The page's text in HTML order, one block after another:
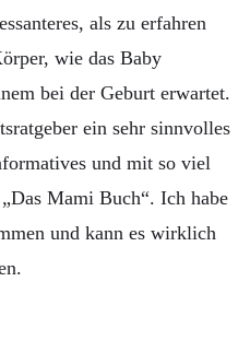
als zu erfahren
wie das Baby
bei der Geburt erwartet.
ein sehr sinnvolles
und mit so viel
Mami Buch“. Ich habe
und kann es wirklich